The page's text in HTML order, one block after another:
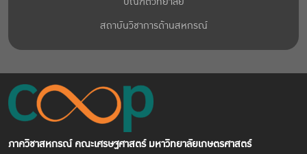
สถาบันวิชาการด้านสหกรณ์
ภาควิชาสหกรณ์ คณะเศรษฐศาสตร์ มหาวิทยาลัยเกษตรศาสตร์